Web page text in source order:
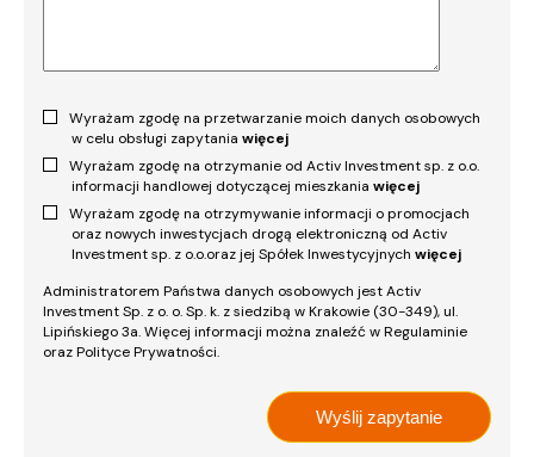
Wyrażam zgodę na przetwarzanie moich danych osobowych
w celu obsługi zapytaniawięcej
Wyrażam zgodę na otrzymanie od Activ Investment sp. z o.o.
informacji handlowej dotyczącej mieszkaniawięcej
Wyrażam zgodę na otrzymywanie informacji o promocjach
oraz nowych inwestycjach drogą elektroniczną od Activ
Investment sp. z o.o.oraz jej Spółek Inwestycyjnychwięcej
Administratorem Państwa danych osobowych jest Activ
Investment Sp. z o. o. Sp. k. z siedzibą w Krakowie (30-349), ul.
Lipińskiego 3a. Więcej informacji można znaleźć w Regulaminie
oraz Polityce Prywatności.